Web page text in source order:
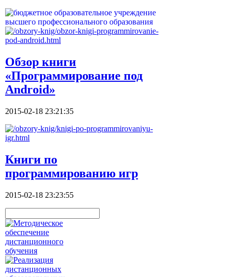
Обзор книги
«Программирование под
Android»
2015-02-18 23:21:35
Книги по
программированию игр
2015-02-18 23:23:55